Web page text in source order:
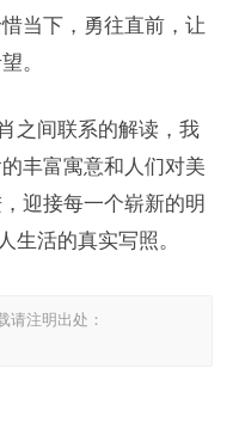
当下，勇往直前，让
。
之间联系的解读，我
丰富寓意和人们对美
迎接每一个崭新的明
生活的真实写照。
请注明出处：